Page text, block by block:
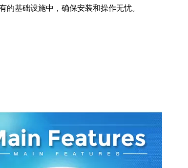
的基础设施中，确保安装和操作无忧。